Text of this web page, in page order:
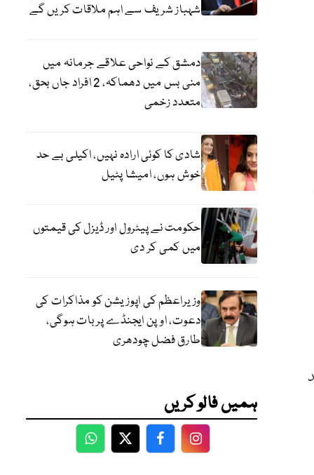
شہباز شریف سے اہم ملاقات کریں گے
دمشق کے نواحی علاقے جرمانہ میں
منی بس میں دھماکہ، 2 افراد جاں بحق،
متعدد زخمی
شادی کا کوئی ارادہ نہیں، اکیلی بے حد
خوش ہوں، امیشا پٹیل
حکومت نے پیٹرول اور ڈیزل کی قیمتوں
میں کمی کر دی
وزیراعظم کی اپوزیشن کو مذاکرات کی
دعوت، اوپن ایجنڈے پر بات ہوگی،
طارق فضل چودھری
ہمیں فالو کریں
WhatsApp
TwitterFacebookFacebook